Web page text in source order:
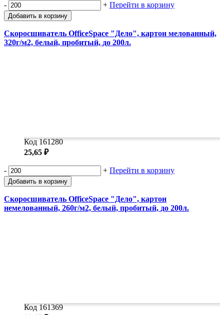
- + Перейти в корзину
Добавить в корзину
Скоросшиватель OfficeSpace "Дело", картон мелованный,
320г/м2, белый, пробитый, до 200л.
Код 161280
25,65 ₽
- + Перейти в корзину
Добавить в корзину
Скоросшиватель OfficeSpace "Дело", картон
немелованный, 260г/м2, белый, пробитый, до 200л.
Код 161369